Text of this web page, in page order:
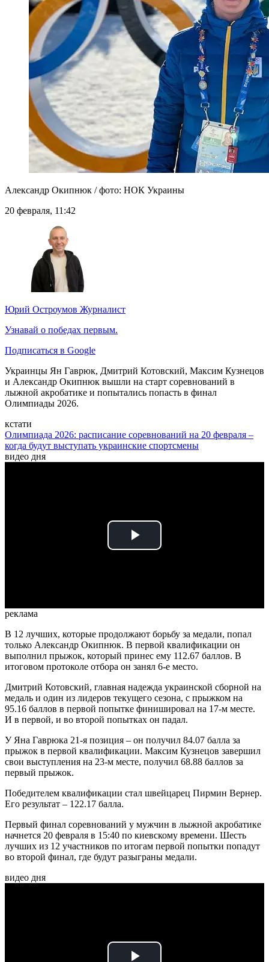
Александр Окипнюк / фото: НОК Украины
20 февраля, 11:42
Юрий Остроумов Журналист
Узнавай о победах первым.
Подписаться в Google
Украинцы Ян Гаврюк, Дмитрий Котовский, Максим Кузнецов
и Александр Окипнюк вышли на старт соревнований в
лыжной акробатике и попытались попасть в финал
Олимпиады 2026.
кстати
Олимпиада 2026: расписание соревнований на 20 февраля –
когда будут выступать украинские спортсмены
видео дня
Play
реклама
В 12 лучших, которые продолжают борьбу за медали, попал
только Александр Окипнюк. В первой квалификации он
выполнил прыжок, который принес ему 112.67 баллов. В
итоговом протоколе отбора он занял 6-е место.
Дмитрий Котовский, главная надежда украинской сборной на
медаль и один из лидеров текущего сезона, с прыжком на
95.16 баллов в первой попытке финишировал на 17-м месте.
И в первой, и во второй попытках он падал.
У Яна Гаврюка 21-я позиция – он получил 84.07 балла за
прыжок в первой квалификации. Максим Кузнецов завершил
свои выступления на 23-м месте, получил 68.88 баллов за
первый прыжок.
Победителем квалификации стал швейцарец Пирмин Вернер.
Его результат – 122.17 балла.
Первый финал соревнований у мужчин в лыжной акробатике
начнется 20 февраля в 15:40 по киевскому времени. Шесть
лучших из 12 участников по итогам первой попытки попадут
во второй финал, где будут разыграны медали.
видео дня